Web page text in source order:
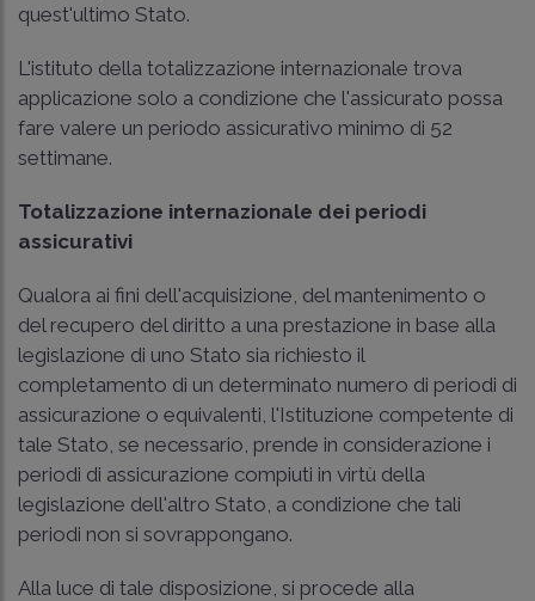
quest'ultimo Stato.
L'istituto della totalizzazione internazionale trova
applicazione solo a condizione che l'assicurato possa
fare valere un periodo assicurativo minimo di 52
settimane.
Totalizzazione internazionale dei periodi
assicurativi
Qualora ai fini dell'acquisizione, del mantenimento o
del recupero del diritto a una prestazione in base alla
legislazione di uno Stato sia richiesto il
completamento di un determinato numero di periodi di
assicurazione o equivalenti, l'Istituzione competente di
tale Stato, se necessario, prende in considerazione i
periodi di assicurazione compiuti in virtù della
legislazione dell'altro Stato, a condizione che tali
periodi non si sovrappongano.
Alla luce di tale disposizione, si procede alla